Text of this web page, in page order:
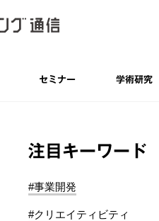
セミナー 学術研究
注目キーワード
#事業開発
#クリエイティビティ